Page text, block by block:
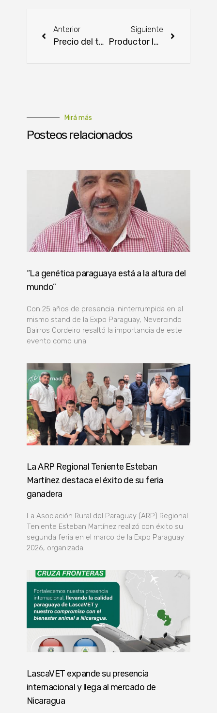
Anterior
Precio del tomate bajaría con entrada de una importante producción
Siguiente
Productor logra buenos volúmenes gracias al sistema de riego
Mirá más
Posteos relacionados
“La genética paraguaya está a la altura del
mundo”
Con 25 años de presencia ininterrumpida en el
mismo stand de la Expo Paraguay, Nevercindo
Bairros Cordeiro resaltó la importancia de este
evento como una
La ARP Regional Teniente Esteban
Martínez destaca el éxito de su feria
ganadera
La Asociación Rural del Paraguay (ARP) Regional
Teniente Esteban Martínez realizó con éxito su
segunda feria en el marco de la Expo Paraguay
2026, organizada
LascaVET expande su presencia
internacional y llega al mercado de
Nicaragua